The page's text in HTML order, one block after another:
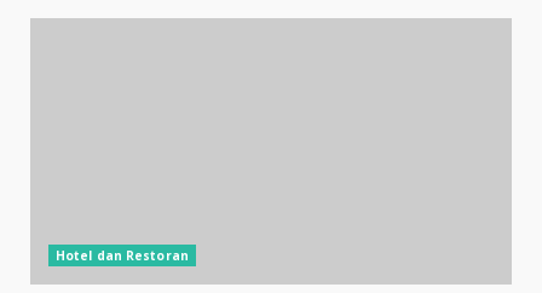
Hotel dan Restoran